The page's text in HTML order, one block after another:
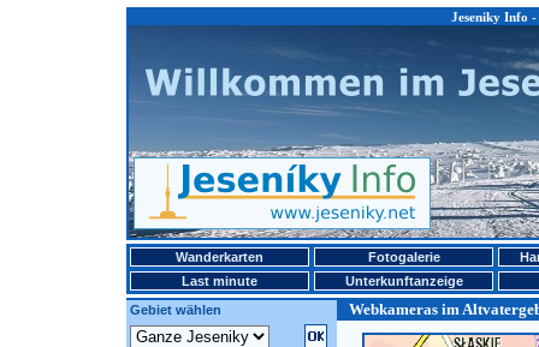
Jeseniky Info
Wanderkarten Fotogalerie
Last minute
Unterkunftanzeige
Gebiet wählen
Webkameras im